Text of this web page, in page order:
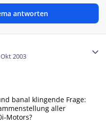
antworten
Okt 2003
banal klingende Frage:
aller
Motors?